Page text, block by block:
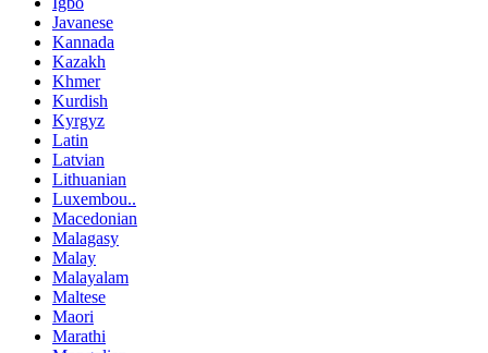
Javanese
Kannada
Kazakh
Khmer
Kurdish
Kyrgyz
Latin
Latvian
Lithuanian
Luxembou..
Macedonian
Malagasy
Malay
Malayalam
Maltese
Maori
Marathi